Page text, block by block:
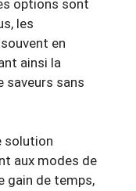
options sont
les
en
ainsi la
saveurs sans
solution
aux modes de
gain de temps,